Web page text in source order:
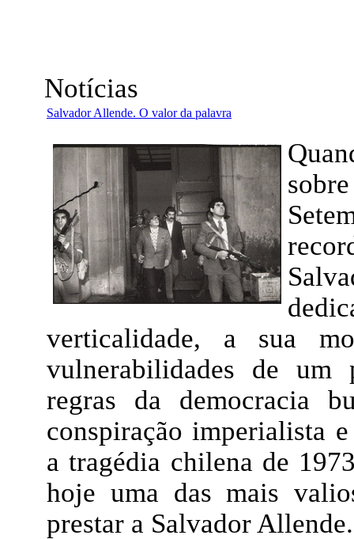
Notícias
Salvador Allende. O valor da palavra
verticalidade, a sua
vulnerabilidades de um
regras da democracia
conspiração imperialista
a tragédia chilena de
hoje uma das mais
prestar a Salvador Allende.